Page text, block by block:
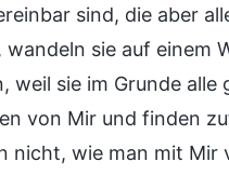
sind, die aber
sie auf einem
sie im Grunde alle
von Mir und finden
nicht, wie man mit Mir